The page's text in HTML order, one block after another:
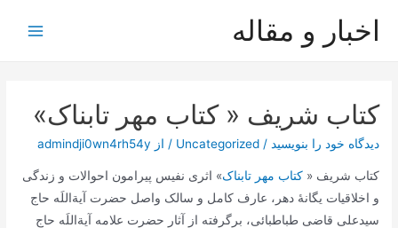
اخبار و مقاله
کتاب شریف « کتاب مهر تابناک»
دیدگاه‌ خود را بنویسید /
Uncategorized / از admindji0wn4rh54y
کتاب شریف «کتاب مهر تابناک» اثری نفیس پیرامون احوالات و زندگی
و اخلاقیات یگانۀ دهر، عارف کامل و سالک واصل حضرت آیة‌اللَه حاج
سیدعلی قاضی طباطبائی، برگرفته از آثار حضرت علامه آیة‌اللَه حاج